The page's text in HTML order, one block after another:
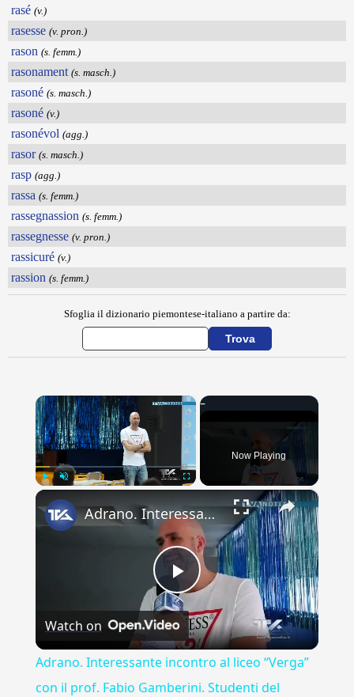
rasé (v.)
rasesse (v. pron.)
rason (s. femm.)
rasonament (s. masch.)
rasoné (s. masch.)
rasoné (v.)
rasonévol (agg.)
rasor (s. masch.)
rasp (agg.)
rassa (s. femm.)
rassegnassion (s. femm.)
rassegnesse (v. pron.)
rassicuré (v.)
rassion (s. femm.)
Sfoglia il dizionario piemontese-italiano a partire da:
×
Now Playing
×
Play
Video
Adrano. Interessante incontro al liceo “Verga” con il prof. Fabio Gamberini. Studenti del Linguistic
Watch on
Adrano. Interessante incontro al liceo “Verga”
con il prof. Fabio Gamberini. Studenti del